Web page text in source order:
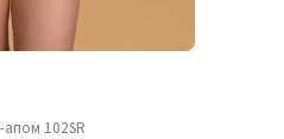
102SR